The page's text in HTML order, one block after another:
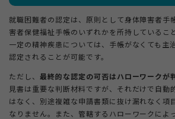
就職困難者の認定は、原則として身体障害者手
害者保健福祉手帳のいずれかを所持しているこ
一定の精神疾患については、手帳がなくても主
認定されることが可能です。
ただし、 最終的な認定の可否はハローワークが
見書は重要な判断材料ですが、それだけで自動
はなく、別途複雑な申請書類に抜け漏れなく項
なりません。また、管轄するハローワークによ